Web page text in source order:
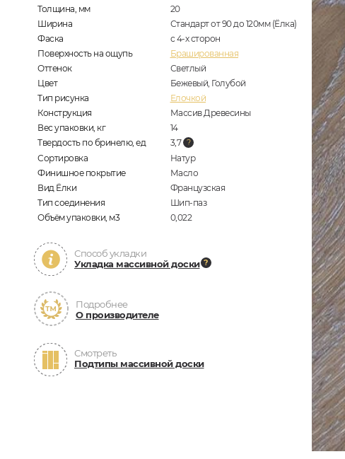
Толщина, мм
20
Ширина
Стандарт от 90 до 120мм (Ёлка)
Фаска
с 4-х сторон
Поверхность на ощупь
Брашированная
Оттенок
Светлый
Цвет
Бежевый, Голубой
Тип рисунка
Елочкой
Конструкция
Массив Древесины
Вес упаковки, кг
14
Твердость по бринелю, ед
3,7
Сортировка
Натур
Финишное покрытие
Масло
Вид Ёлки
Французская
Тип соединения
Шип-паз
Объём упаковки, м3
0,022
Способ укладки
Укладка массивной доски
Подробнее
О производителе
Смотреть
Подтипы массивной доски